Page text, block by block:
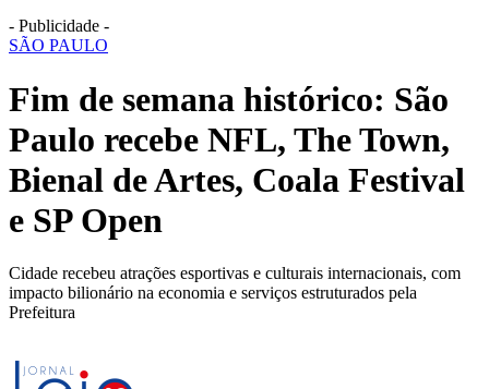
- Publicidade -
SÃO PAULO
Fim de semana histórico: São
Paulo recebe NFL, The Town,
Bienal de Artes, Coala Festival
e SP Open
Cidade recebeu atrações esportivas e culturais internacionais, com
impacto bilionário na economia e serviços estruturados pela
Prefeitura